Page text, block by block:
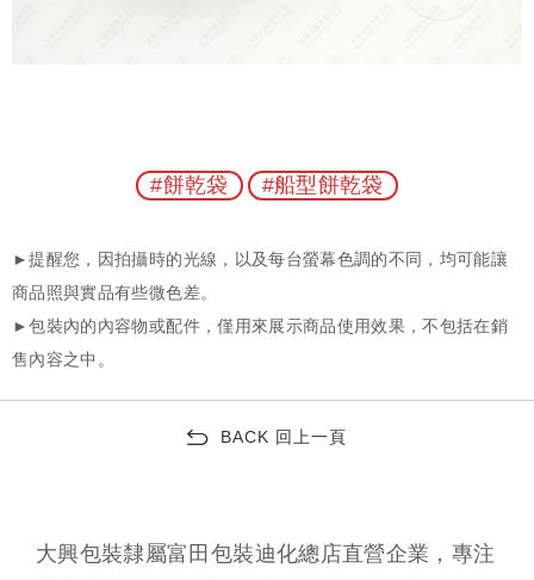
#餅乾袋 #船型餅乾袋
BACK 回上一頁
大興包裝隸屬富田包裝迪化總店直營企業，專注